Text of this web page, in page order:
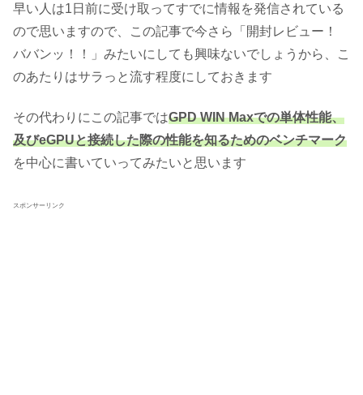
早い人は1日前に受け取ってすでに情報を発信されている
ので思いますので、この記事で今さら「開封レビュー！
ババンッ！！」みたいにしても興味ないでしょうから、こ
のあたりはサラっと流す程度にしておきます
その代わりにこの記事ではGPD WIN Maxでの単体性能、
及びeGPUと接続した際の性能を知るためのベンチマーク
を中心に書いていってみたいと思います
スポンサーリンク